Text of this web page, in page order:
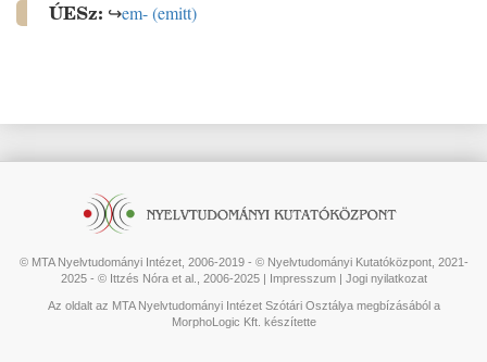
ÚESz: ↪em-(emitt)
© MTA Nyelvtudományi Intézet, 2006-2019 - © Nyelvtudományi Kutatóközpont, 2021-
2025 - © Ittzés Nóra et al., 2006-2025 | Impresszum| Jogi nyilatkozat
Az oldalt az MTA Nyelvtudományi Intézet Szótári Osztálya megbízásából a
MorphoLogic Kft. készítette